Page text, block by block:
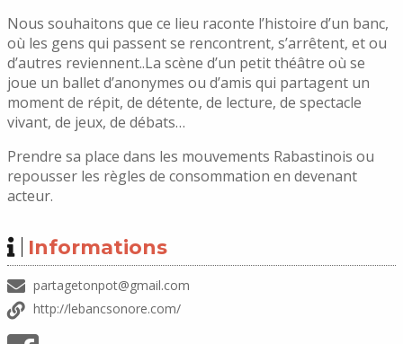
Nous souhaitons que ce lieu raconte l’histoire d’un banc,
où les gens qui passent se rencontrent, s’arrêtent, et ou
d’autres reviennent..La scène d’un petit théâtre où se
joue un ballet d’anonymes ou d’amis qui partagent un
moment de répit, de détente, de lecture, de spectacle
vivant, de jeux, de débats…
Prendre sa place dans les mouvements Rabastinois ou
repousser les règles de consommation en devenant
acteur.
Informations
partagetonpot@gmail.com
http://lebancsonore.com/